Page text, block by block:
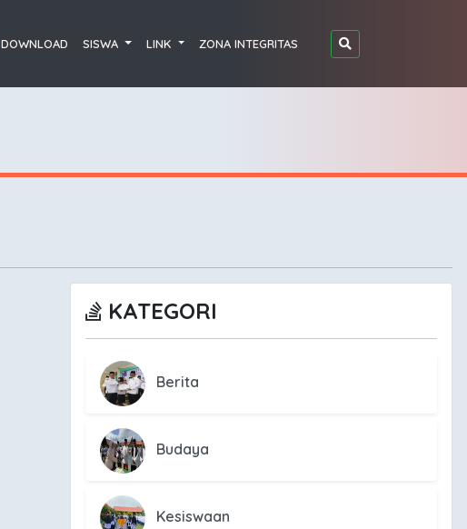
DOWNLOAD SISWA LINK ZONA INTEGRITAS
KATEGORI
Berita
Budaya
Kesiswaan